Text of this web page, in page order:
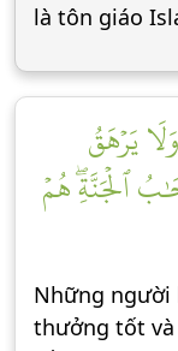
là tôn giáo
يَرۡهَقُ
ٱلۡجَنَّةِۖ هُمۡ
Những người
thưởng tốt và